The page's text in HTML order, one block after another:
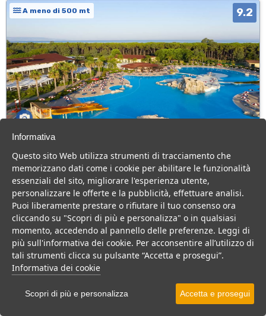
A meno di 500 mt 9.2
Calabria
Calabria > Calabria tirrenica > Pizzo Calabro
518 Camere
Grande Resort 4 stelle, sul mare, tanti servizi per il divertimento
della famiglia ed il relax delle coppie
Villaggio Resort Centro Benessere
VEDI SU MAPPA
Informativa
Questo sito Web utilizza strumenti di tracciamento che
memorizzano dati come i cookie per abilitare le funzionalità
essenziali del sito, migliorare l'esperienza utente,
personalizzare le offerte e la pubblicità, effettuare analisi.
Puoi liberamente prestare o rifiutare il tuo consenso ora
cliccando su "Scopri di più e personalizza" o in qualsiasi
momento, accedendo al pannello delle preferenze. Leggi di
più sull'informativa dei cookie. Per acconsentire all’utilizzo di
tali strumenti clicca su pulsante “Accetta e prosegui”.
Informativa dei cookie
Scopri di più e personalizza Accetta e prosegui